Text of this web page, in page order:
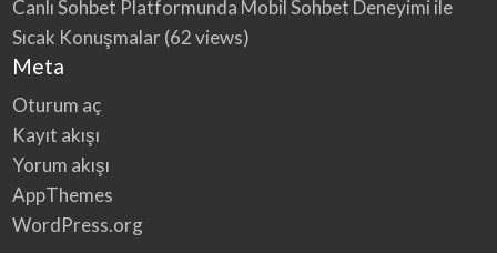
Canlı Sohbet Platformunda Mobil Sohbet Deneyimi ile
Sıcak Konuşmalar(62 views)
Meta
Oturum aç
Kayıt akışı
Yorum akışı
AppThemes
WordPress.org